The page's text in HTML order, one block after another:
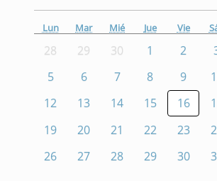
Lun Mar Mié Jue Vie
28 29 30 1 2
5
6 7 8 9
12
13 14 15 16
19
20 21 22 23
26
27 28 29 30